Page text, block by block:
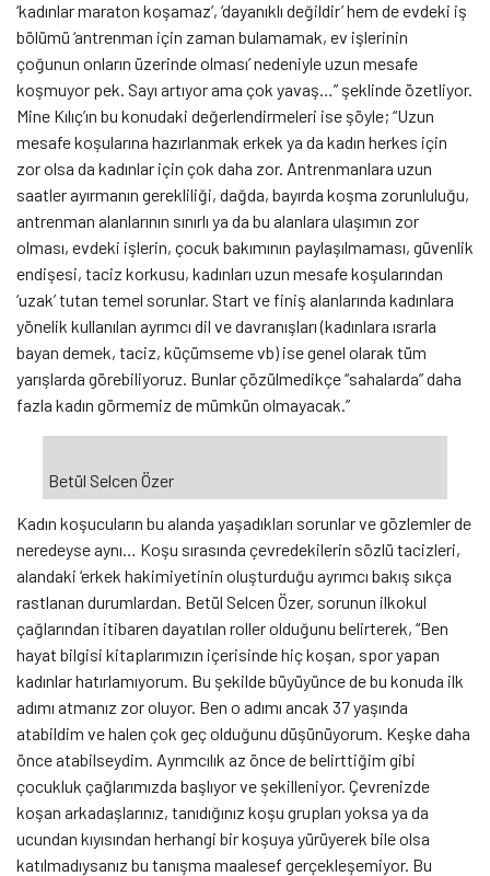
‘kadınlar maraton koşamaz’, ‘dayanıklı değildir’ hem de evdeki iş
bölümü ‘antrenman için zaman bulamamak, ev işlerinin
çoğunun onların üzerinde olması’ nedeniyle uzun mesafe
koşmuyor pek. Sayı artıyor ama çok yavaş…” şeklinde özetliyor.
Mine Kılıç’ın bu konudaki değerlendirmeleri ise şöyle; “Uzun
mesafe koşularına hazırlanmak erkek ya da kadın herkes için
zor olsa da kadınlar için çok daha zor. Antrenmanlara uzun
saatler ayırmanın gerekliliği, dağda, bayırda koşma zorunluluğu,
antrenman alanlarının sınırlı ya da bu alanlara ulaşımın zor
olması, evdeki işlerin, çocuk bakımının paylaşılmaması, güvenlik
endişesi, taciz korkusu, kadınları uzun mesafe koşularından
‘uzak’ tutan temel sorunlar. Start ve finiş alanlarında kadınlara
yönelik kullanılan ayrımcı dil ve davranışları (kadınlara ısrarla
bayan demek, taciz, küçümseme vb) ise genel olarak tüm
yarışlarda görebiliyoruz. Bunlar çözülmedikçe “sahalarda” daha
fazla kadın görmemiz de mümkün olmayacak.”
Betül Selcen Özer
Kadın koşucuların bu alanda yaşadıkları sorunlar ve gözlemler de
neredeyse aynı… Koşu sırasında çevredekilerin sözlü tacizleri,
alandaki ‘erkek hakimiyetinin oluşturduğu ayrımcı bakış sıkça
rastlanan durumlardan. Betül Selcen Özer, sorunun ilkokul
çağlarından itibaren dayatılan roller olduğunu belirterek, “Ben
hayat bilgisi kitaplarımızın içerisinde hiç koşan, spor yapan
kadınlar hatırlamıyorum. Bu şekilde büyüyünce de bu konuda ilk
adımı atmanız zor oluyor. Ben o adımı ancak 37 yaşında
atabildim ve halen çok geç olduğunu düşünüyorum. Keşke daha
önce atabilseydim. Ayrımcılık az önce de belirttiğim gibi
çocukluk çağlarımızda başlıyor ve şekilleniyor. Çevrenizde
koşan arkadaşlarınız, tanıdığınız koşu grupları yoksa ya da
ucundan kıyısından herhangi bir koşuya yürüyerek bile olsa
katılmadıysanız bu tanışma maalesef gerçekleşemiyor. Bu